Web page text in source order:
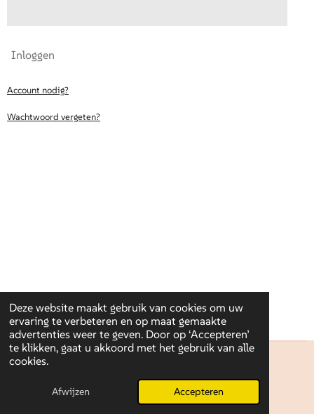
Deze website maakt gebruik van cookies om uw
ervaring te verbeteren en op maat gemaakte
advertenties weer te geven. Door op ‘Accepteren’
te klikken, gaat u akkoord met het gebruik van alle
cookies.
Afwijzen Accepteren
Inloggen
Account nodig?
Wachtwoord vergeten?
l.leyssens@gmail.com
Powered byJouwWeb